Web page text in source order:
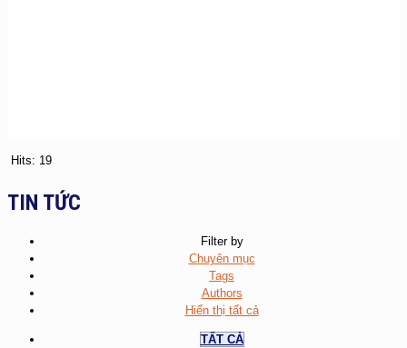
Hits: 19
TIN TỨC
Filter by
Chuyên mục
Tags
Authors
Hiển thị tất cả
TẤT CẢ